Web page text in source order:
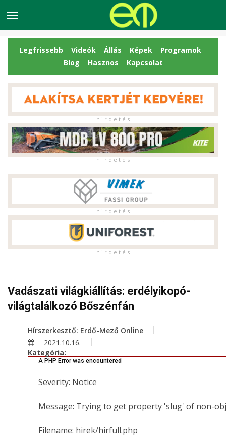
Legfrissebb Videók Állás Képek
Programok
Blog
Hasznos Kapcsolat
h i r d e t é s
h i r d e t é s
h i r d e t é s
h i r d e t é s
Vadászati világkiállítás: erdélyikopó-
világtalálkozó Bőszénfán
Hírszerkesztő: Erdő-Mező Online
2021.10.16.
Kategória:
A PHP Error was encountered
Severity: Notice
Message: Trying to get property 'slug' of non-
Filename: hirek/hirfull.php